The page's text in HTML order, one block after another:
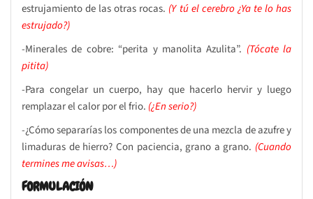
estrujamiento de las otras rocas. (Y tú el cerebro ¿Ya te lo has
estrujado?)
-Minerales de cobre: “perita y manolita Azulita”. (Tócate la
pitita)
-Para congelar un cuerpo, hay que hacerlo hervir y luego
remplazar el calor por el frio. (¿En serio?)
-¿Cómo separarías los componentes de una mezcla de azufre y
limaduras de hierro? Con paciencia, grano a grano. (Cuando
termines me avisas…)
FORMULACIÓN